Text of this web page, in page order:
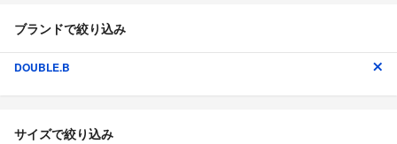
ブランドで絞り込み
DOUBLE.B
サイズで絞り込み